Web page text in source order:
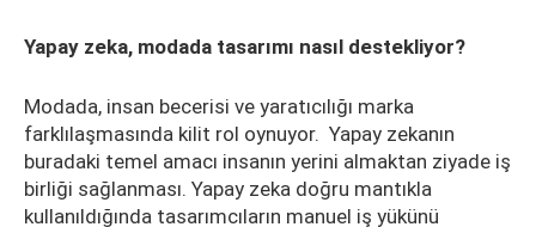
Yapay zeka, modada tasarımı nasıl destekliyor?
Modada, insan becerisi ve yaratıcılığı marka
farklılaşmasında kilit rol oynuyor. Yapay zekanın
buradaki temel amacı insanın yerini almaktan ziyade iş
birliği sağlanması. Yapay zeka doğru mantıkla
kullanıldığında tasarımcıların manuel iş yükünü